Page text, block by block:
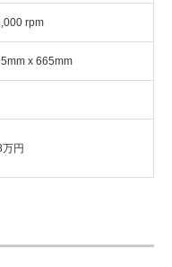
rpm
x 665mm
円